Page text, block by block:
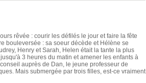
rêvée : courir les défilés le jour et faire la fête
bouleversée : sa soeur décède et Hélène se
Henry et Sarah, Helen était la tante la plus
3 heures du matin et amener les enfants à
auprès de Dan, le jeune professeur de
Mais submergée par trois filles, est-ce vraiment